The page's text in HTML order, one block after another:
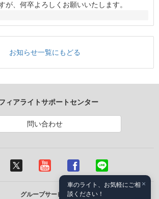
が、何卒よろしくお願いいたします。
お知らせ一覧にもどる
ィアライトサポートセンター
問い合わせ
グループサービス
×
車のライト、お気軽にご相
談ください！